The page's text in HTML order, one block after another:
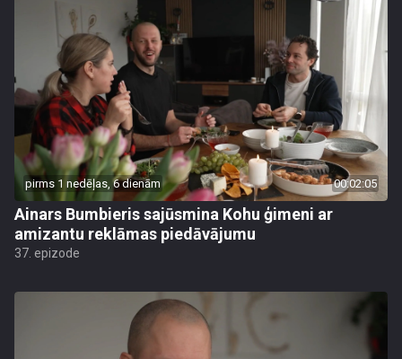
pirms 1 nedēļas, 6 dienām 00:02:05
Ainars Bumbieris sajūsmina Kohu ģimeni ar
amizantu reklāmas piedāvājumu
37. epizode